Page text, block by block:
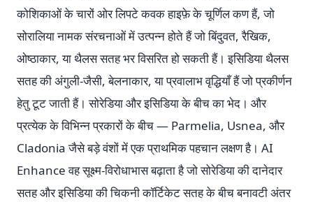
कोशिकाओं के चारों ओर लिपटे कवक हाइफ़े के चूर्णिल कण हैं, जो
सोरालिया नामक संरचनाओं में उत्पन्न होते हैं जो बिंदुवत, रैखिक,
ओष्ठाकार, या थैलस सतह भर विसरित हो सकती हैं। इसिडिया थैलस
सतह की अंगुली-जैसी, बेलनाकार, या प्रवालाभ वृद्धियाँ हैं जो प्रकीर्णन
हेतु टूट जाती हैं। सोरेडिया और इसिडिया के बीच का भेद। और
प्रत्येक के विभिन्न प्रकारों के बीच — Parmelia, Usnea, और
Cladonia जैसे बड़े वंशों में एक प्राथमिक पहचान लक्षण है। AI
Enhance वह सूक्ष्म-विरोधाभास बढ़ाता है जो सोरेडिया की दानेदार
सतह और इसिडिया की चिकनी कॉर्टिकेट सतह के बीच बनावटी अंतर